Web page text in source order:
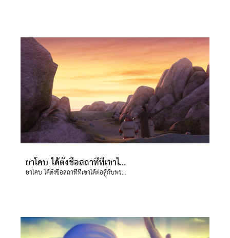
ยาโคบ ได้ตั้งชื่อสถาที่ที่เขาได้ต่อสู้กับพระเจ้าว่า "เปนีเอล"
ยาโคบ ได้ตั้งชื่อสถาที่ที่เขาได้ต่อสู้กับพระเจ้าว่า "เปนีเอล"